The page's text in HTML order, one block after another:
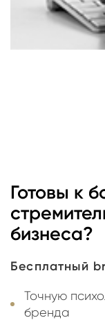
Готовы к
бизнеса?
Бесплатный
Точную
бренда